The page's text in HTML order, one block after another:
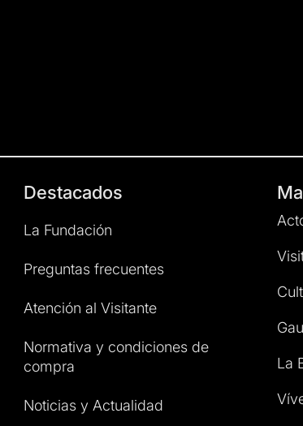
Destacados
La Fundación
Preguntas frecuentes
Atención al Visitante
Normativa y condiciones de
compra
Noticias y Actualidad
La